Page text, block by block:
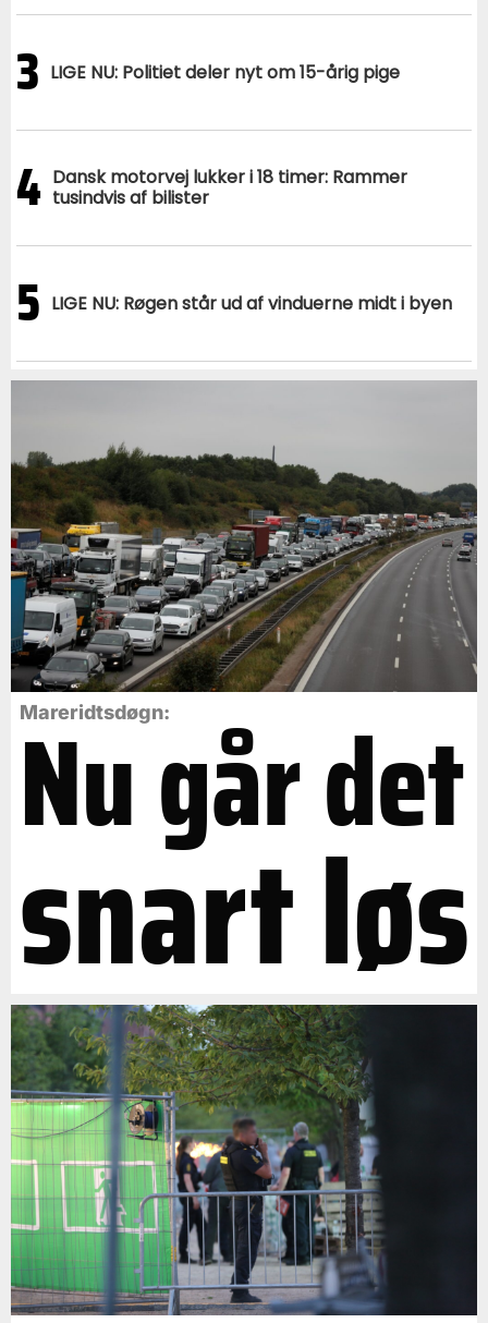
3 LIGE NU: Politiet deler nyt om 15-årig pige
4 Dansk motorvej lukker i 18 timer: Rammer
tusindvis af bilister
5 LIGE NU: Røgen står ud af vinduerne midt i byen
Mareridtsdøgn:
Nu går det
snart løs